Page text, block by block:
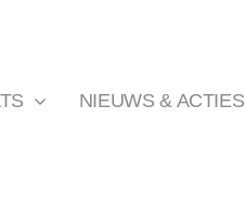
NIEUWS & ACTIES